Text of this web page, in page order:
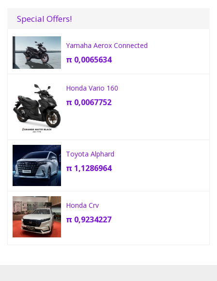
Special Offers!
Yamaha Aerox Connected
π 0,0065634
Honda Vario 160
π 0,0067752
Toyota Alphard
π 1,1286964
Honda Crv
π 0,9234227